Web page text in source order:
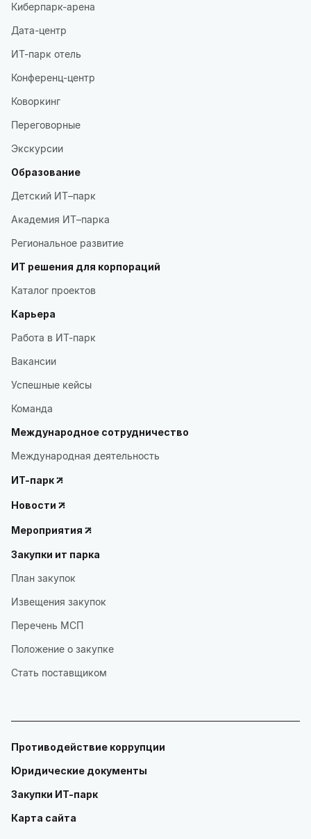
Киберпарк-арена
Дата-центр
ИТ-парк отель
Конференц-центр
Коворкинг
Переговорные
Экскурсии
Образование
Детский ИТ–парк
Академия ИТ–парка
Региональное развитие
ИТ решения для корпораций
Каталог проектов
Карьера
Работа в ИТ-парк
Вакансии
Успешные кейсы
Команда
Международное сотрудничество
Международная деятельность
ИТ-парк
Новости
Мероприятия
Закупки ит парка
План закупок
Извещения закупок
Перечень МСП
Положение о закупке
Стать поставщиком
Противодействие коррупции
Юридические документы
Закупки ИТ-парк
Карта сайта